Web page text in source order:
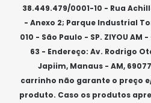
38.449.479/0001-10 - Rua
- Anexo 2; Parque Industrial
010 - São Paulo - SP. ZIYOU
63 - Endereço: Av. Rodrigo
Japiim, Manaus - AM,
carrinho não garante o preço
produto. Caso os produtos